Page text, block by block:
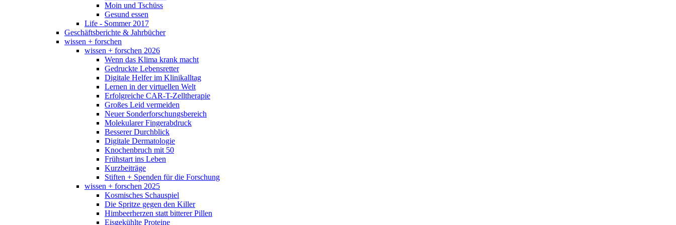
Moin und Tschüss
Gesund essen
Life - Sommer 2017
Geschäftsberichte & Jahrbücher
wissen + forschen
wissen + forschen 2026
Wenn das Klima krank macht
Gedruckte Lebensretter
Digitale Helfer im Klinikalltag
Lernen in der virtuellen Welt
Erfolgreiche CAR-T-Zelltherapie
Großes Leid vermeiden
Neuer Sonderforschungsbereich
Molekularer Fingerabdruck
Besserer Durchblick
Digitale Dermatologie
Knochenbruch mit 50
Frühstart ins Leben
Kurzbeiträge
Stiften + Spenden für die Forschung
wissen + forschen 2025
Kosmisches Schauspiel
Die Spritze gegen den Killer
Himbeerherzen statt bitterer Pillen
Eisgekühlte Proteine